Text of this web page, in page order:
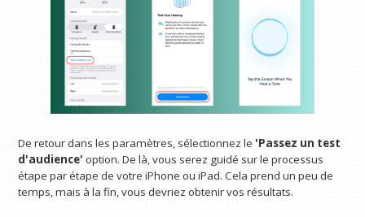
De retour dans les paramètres, sélectionnez le 'Passez un test
d'audience' option. De là, vous serez guidé sur le processus
étape par étape de votre iPhone ou iPad. Cela prend un peu de
temps, mais à la fin, vous devriez obtenir vos résultats.